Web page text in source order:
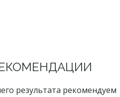
результата рекомендуем